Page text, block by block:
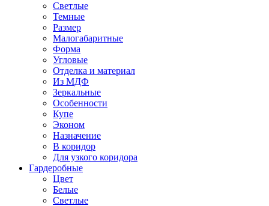
Светлые
Темные
Размер
Малогабаритные
Форма
Угловые
Отделка и материал
Из МДФ
Зеркальные
Особенности
Купе
Эконом
Назначение
В коридор
Для узкого коридора
Гардеробные
Цвет
Белые
Светлые